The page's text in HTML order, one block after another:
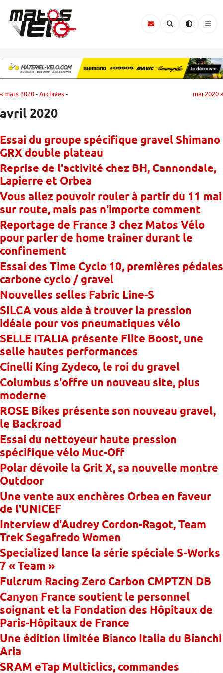
« mars 2020-Archives- mai 2020 »
avril 2020
Essai du groupe spécifique gravel Shimano
GRX double plateau
Reprise de l'activité chez BH, Cannondale,
Lapierre et Orbea
Vous allez pouvoir rouler à partir du 11 mai
sur route, mais pas n'importe comment
Reportage de France 3 chez Matos Vélo
pour parler de home trainer durant le
confinement
Essai des Time Cyclo 10, premières pédales
carbone cyclo / gravel
Nouvelles selles Fabric Line-S
SILCA vous aide à trouver la pression
idéale pour vos pneumatiques vélo
SELLE ITALIA présente Flite Boost, une
selle hautes performances
Cinelli King Zydeco, le roi du gravel
Columbus s'offre un nouveau site, plus
moderne
ROSE Bikes présente son nouveau gravel,
le Backroad
Essai du nettoyeur haute pression
spécifique vélo Muc-Off
Polar dévoile la Grit X, sa nouvelle montre
Outdoor
Une vente aux enchères Orbea en faveur
de l'UNICEF
Interview d'Audrey Cordon-Ragot, Team
Trek Segafredo Women
Specialized lance la série spéciale S-Works
7 « Team »
Fulcrum Racing Zero Carbon CMPTZN DB
Canyon France soutient le personnel
soignant et la Fondation des Hôpitaux de
Paris-Hôpitaux de France
Une édition limitée Bianco Italia du Bianchi
Aria
SRAM eTap Multiclics, commandes